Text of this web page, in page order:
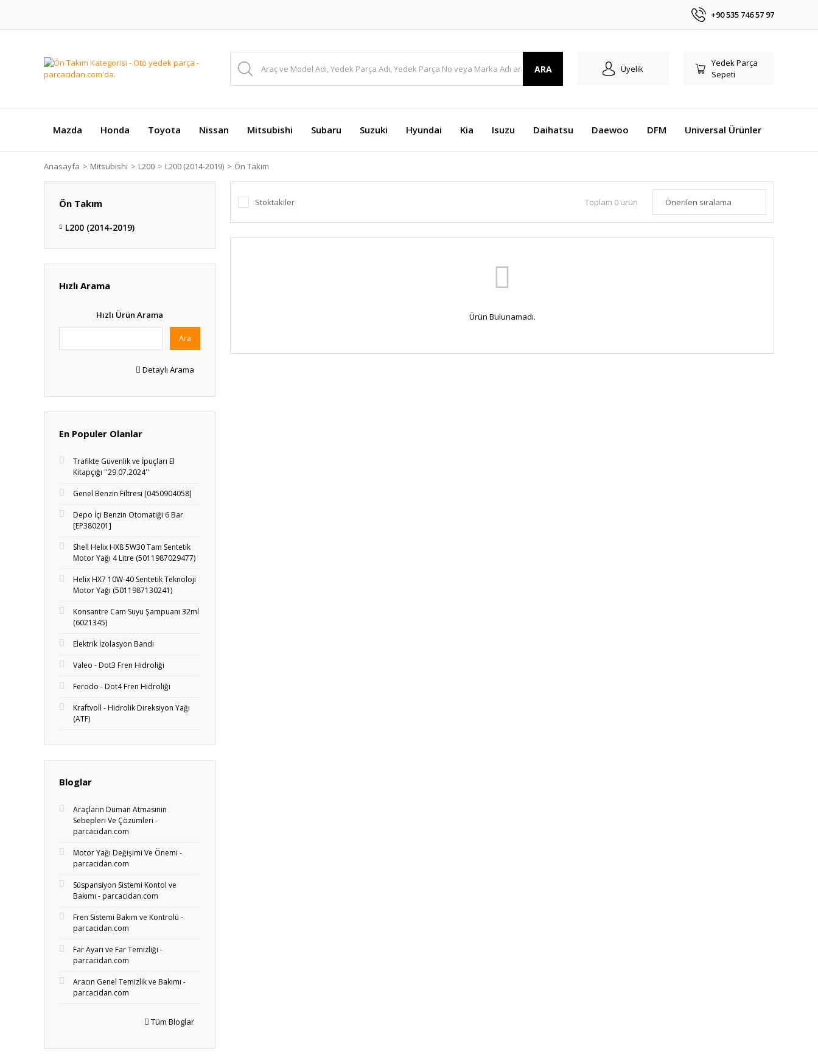
+90 535 746 57 97
ARA Üyelik
Yedek Parça
Sepeti
Mazda Honda Toyota Nissan Mitsubishi Subaru Suzuki Hyundai Kia Isuzu Daihatsu Daewoo DFM Universal Ürünler
Anasayfa Mitsubishi L200 L200 (2014-2019) Ön Takım
Ön Takım
L200 (2014-2019)
Hızlı Arama
Hızlı Ürün Arama
Ara
Detaylı Arama
En Populer Olanlar
Trafikte Güvenlik ve İpuçları El
Kitapçığı ''29.07.2024''
Genel Benzin Filtresi [0450904058]
Depo İçi Benzin Otomatiği 6 Bar
[EP380201]
Shell Helix HX8 5W30 Tam Sentetik
Motor Yağı 4 Litre (5011987029477)
Helix HX7 10W-40 Sentetik Teknoloji
Motor Yağı (5011987130241)
Konsantre Cam Suyu Şampuanı 32ml
(6021345)
Elektrik İzolasyon Bandı
Valeo - Dot3 Fren Hidroliği
Ferodo - Dot4 Fren Hidroliği
Kraftvoll - Hidrolik Direksiyon Yağı
(ATF)
Bloglar
Araçların Duman Atmasının
Sebepleri Ve Çözümleri -
parcacidan.com
Motor Yağı Değişimi Ve Önemi -
parcacidan.com
Süspansiyon Sistemi Kontol ve
Bakımı - parcacidan.com
Fren Sistemi Bakım ve Kontrolü -
parcacidan.com
Far Ayarı ve Far Temizliği -
parcacidan.com
Aracın Genel Temizlik ve Bakımı -
parcacidan.com
Tüm Bloglar
Stoktakiler Toplam 0 ürün
Ürün Bulunamadı.